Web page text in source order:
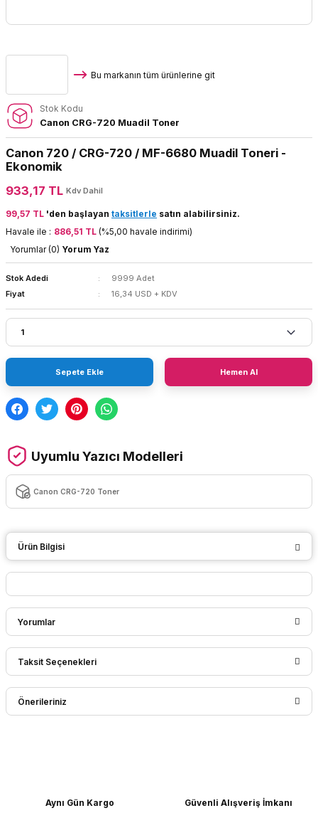
Bu markanın tüm ürünlerine git
Stok Kodu
Canon CRG-720 Muadil Toner
Canon 720 / CRG-720 / MF-6680 Muadil Toneri -
Ekonomik
933,17 TL Kdv Dahil
99,57 TL 'den başlayan taksitlerle satın alabilirsiniz.
Havale ile : 886,51 TL (%5,00 havale indirimi)
Yorumlar (0) Yorum Yaz
Stok Adedi
9999 Adet
Fiyat
16,34 USD + KDV
Sepete Ekle Hemen Al
Uyumlu Yazıcı Modelleri
Canon CRG-720 Toner
Ürün Bilgisi
Yorumlar
Bu ürüne ilk yorumu siz yapın!
Taksit Seçenekleri
Önerileriniz
Aynı Gün Kargo
Güvenli Alışveriş İmkanı